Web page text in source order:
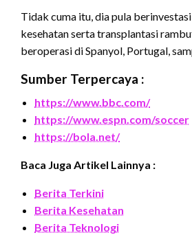
Tidak cuma itu, dia pula
kesehatan serta transplantasi
beroperasi di Spanyol, Portugal,
Sumber Terpercaya :
https://www.bbc.com/
https://www.espn.com/soccer
https://bola.net/
Baca Juga Artikel Lainnya :
Berita Terkini
Berita Kesehatan
Berita Teknologi